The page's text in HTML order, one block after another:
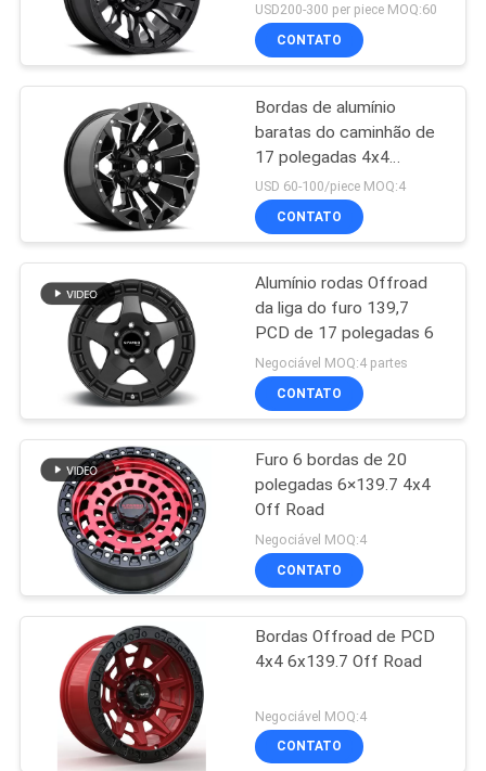
USD200-300 per piece MOQ:60
CONTATO
Bordas de alumínio
baratas do caminhão de
17 polegadas 4x4
6x139.7 Off Road
USD 60-100/piece MOQ:4
CONTATO
Alumínio rodas Offroad
da liga do furo 139,7
PCD de 17 polegadas 6
Negociável MOQ:4 partes
CONTATO
Furo 6 bordas de 20
polegadas 6×139.7 4x4
Off Road
Negociável MOQ:4
CONTATO
Bordas Offroad de PCD
4x4 6x139.7 Off Road
Negociável MOQ:4
CONTATO